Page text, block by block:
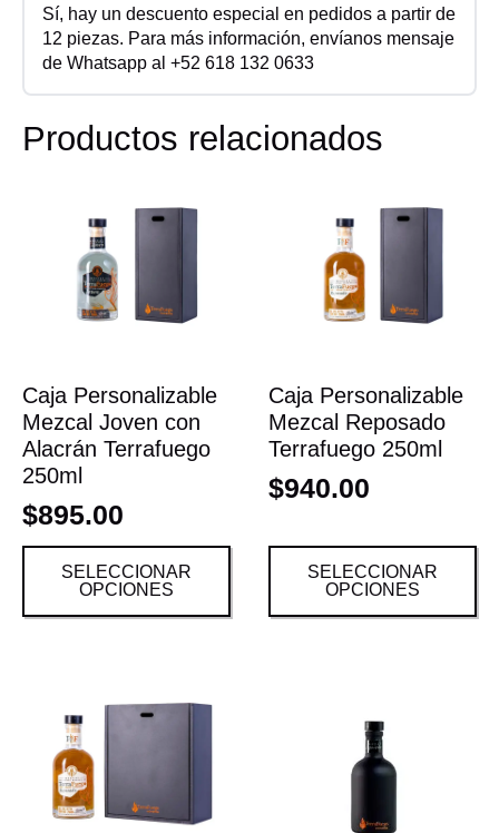
Sí, hay un descuento especial en pedidos a partir de
12 piezas. Para más información, envíanos mensaje
de Whatsapp al +52 618 132 0633
Productos relacionados
Caja Personalizable
Mezcal Joven con
Alacrán Terrafuego
250ml
$895.00
SELECCIONAR
OPCIONES
Caja Personalizable
Mezcal Reposado
Terrafuego 250ml
$940.00
SELECCIONAR
OPCIONES